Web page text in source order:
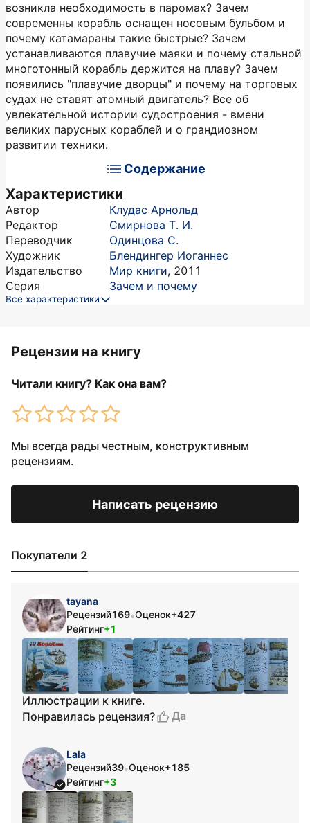
возникла необходимость в паромах? Зачем
современны корабль оснащен носовым бульбом и
почему катамараны такие быстрые? Зачем
устанавливаются плавучие маяки и почему стальной
многотонный корабль держится на плаву? Зачем
появились "плавучие дворцы" и почему на торговых
судах не ставят атомный двигатель? Все об
увлекательной истории судостроения - вмени
великих парусных кораблей и о грандиозном
развитии техники.
Содержание
Характеристики
Автор
Клудас Арнольд
Редактор
Смирнова Т. И.
Переводчик
Одинцова С.
Художник
Блендингер Иоганнес
Издательство
Мир книги, 2011
Серия
Зачем и почему
Все характеристики
Рецензии на книгу
Читали книгу? Как она вам?
Мы всегда рады честным, конструктивным
рецензиям.
Написать рецензию
Покупатели 2
tayana
Рецензий169•Оценок+427
Рейтинг+1
Иллюстрации к книге.
Понравилась рецензия?
Да
Lala
Рецензий39•Оценок+185
Рейтинг+3